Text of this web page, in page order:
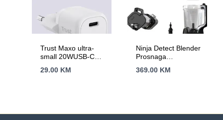
Trust Maxo ultra-
small 20WUSB-C
itablete, bijeli
29.00 KM
Ninja Detect Blender
Prosnaga
tehn.15 funk,2.1L
369.00 KM